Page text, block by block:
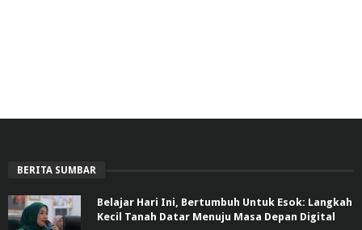
BERITA SUMBAR
Belajar Hari Ini, Bertumbuh Untuk Esok: Langkah
Kecil Tanah Datar Menuju Masa Depan Digital